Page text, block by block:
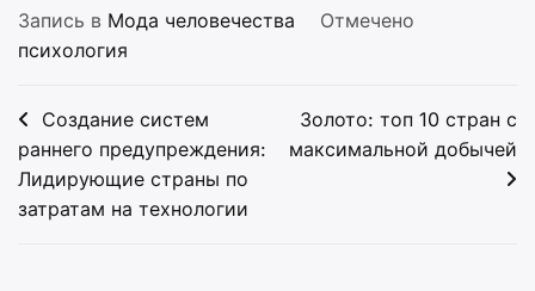
Запись в Мода человечества
Отмечено
психология
Навигация
по
записям
Создание систем
раннего предупреждения:
Лидирующие страны по
затратам на технологии
Золото: топ 10 стран с
максимальной добычей